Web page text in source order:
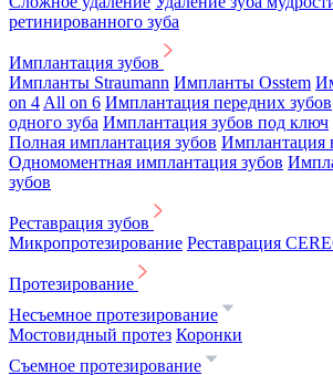
ретинированного зуба
Имплантация зубов
Импланты Straumann Импланты Osstem
on 4 All on 6 Имплантация передних зубов
одного зуба Имплантация зубов под ключ
Полная имплантация зубов Имплантация
Одномоментная имплантация зубов
зубов
Реставрация зубов
Микропротезирование Реставрация
Протезирование
Несъемное протезирование
Мостовидный протез Коронки
Съемное протезирование